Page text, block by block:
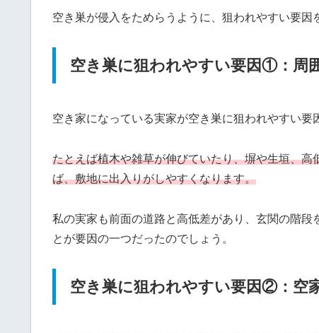
空き巣が侵入をためらうように、狙われやすい要因
空き巣に狙われやすい要因①：周
空き家になっている実家が空き巣に狙われやすい要
たとえば植木や雑草が伸びていたり、塀や生垣、
ば、敷地に出入りがしやすくなります。
私の実家も前面の道路と高低差があり、玄関の階
とが要因の一つだったのでしょう。
空き巣に狙われやすい要因②：空